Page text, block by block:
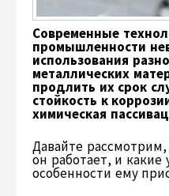
Современные
промышленности
использования
металлических
продлить их срок
стойкость к
химическая
Давайте рассмотрим,
он работает, и какие
особенности ему